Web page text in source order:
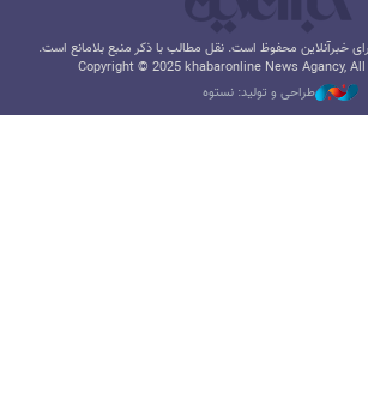
خبرآنلاین محفوظ است. نقل مطالب با ذکر منبع بلامانع است.
Copyright © 2025 khabaronline News Agancy,
طراحی و تولید: نستوه